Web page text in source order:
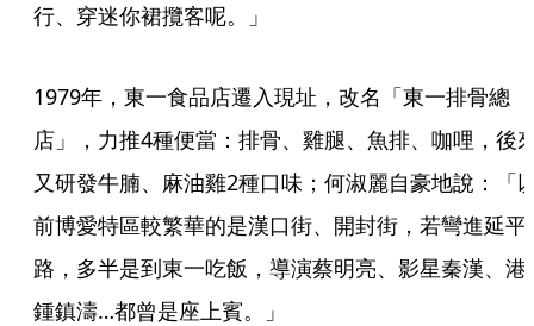
行、穿迷你裙攬客呢。」
1979年，東一食品店遷入現址，改名「東一排骨總
店」，力推4種便當：排骨、雞腿、魚排、咖哩，後
又研發牛腩、麻油雞2種口味；何淑麗自豪地說：「
前博愛特區較繁華的是漢口街、開封街，若彎進延平
路，多半是到東一吃飯，導演蔡明亮、影星秦漢、港
鍾鎮濤…都曾是座上賓。」